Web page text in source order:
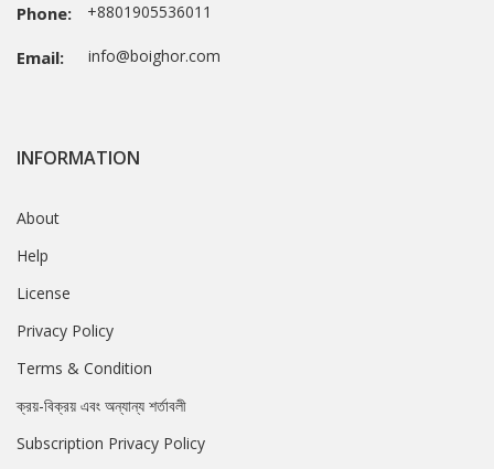
Phone: +8801905536011
Email: info@boighor.com
INFORMATION
About
Help
License
Privacy Policy
Terms & Condition
ক্রয়-বিক্রয় এবং অন্যান্য শর্তাবলী
Subscription Privacy Policy